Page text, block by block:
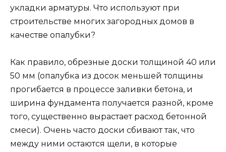
укладки арматуры. Что используют при
строительстве многих загородных домов в
качестве опалубки?
Как правило, обрезные доски толщиной 40 или
50 мм (опалубка из досок меньшей толщины
прогибается в процессе заливки бетона, и
ширина фундамента получается разной, кроме
того, существенно вырастает расход бетонной
смеси). Очень часто доски сбивают так, что
между ними остаются щели, в которые